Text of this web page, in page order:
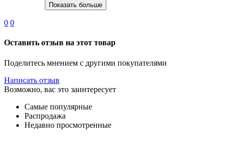
Показать больше
0 0
Оставить отзыв на этот товар
Поделитесь мнением с другими покупателями
Написать отзыв
Возможно, вас это заинтересует
Самые популярные
Распродажа
Недавно просмотренные